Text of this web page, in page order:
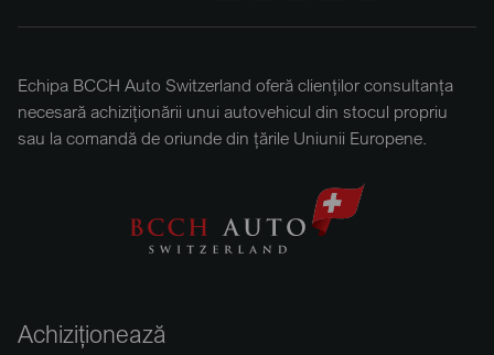
Echipa BCCH Auto Switzerland oferă clienților consultanța
necesară achiziționării unui autovehicul din stocul propriu
sau la comandă de oriunde din țările Uniunii Europene.
Achiziționează